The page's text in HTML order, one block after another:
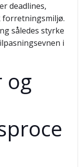
deadlines,
forretningsmiljø.
således styrke
i
og